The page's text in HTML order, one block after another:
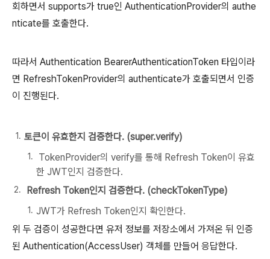
회하면서 supports가 true인 AuthenticationProvider의 authe
nticate를 호출한다.
따라서 Authentication BearerAuthenticationToken 타입이라
면 RefreshTokenProvider의 authenticate가 호출되면서 인증
이 진행된다.
토큰이 유효한지 검증한다. (super.verify)
TokenProvider의 verify를 통해 Refresh Token이 유효
한 JWT인지 검증한다.
Refresh Token인지 검증한다. (checkTokenType)
JWT가 Refresh Token인지 확인한다.
위 두 검증이 성공한다면 유저 정보를 저장소에서 가져온 뒤 인증
된 Authentication(AccessUser) 객체를 만들어 응답한다.